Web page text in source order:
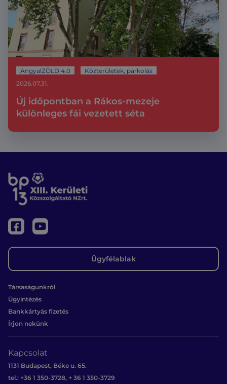
AngyalZÖLD 4.0 Közterületek, parkolás
Új időpontban a Rákos-mezeje
különleges fái vezetett séta
2026.07.31.
Ügyfélablak
Társaságunkról
Ügyintézés
Bankkártyás fizetés
Írjon nekünk
Kapcsolat
1131 Budapest, Béke u. 65.
tel.: +36 1 350-3728, + 36 1 350-3729